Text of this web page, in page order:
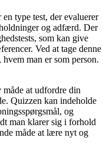
type test, der evaluerer
og adfærd. Der
som kan give
Ved at tage denne
man er som person.
at udfordre din
Quizzen kan indeholde
og
man klarer sig i forhold
måde at lære nyt og